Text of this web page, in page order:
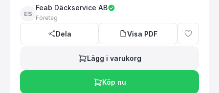
ES
Feab Däckservice AB
Företag
Dela Visa PDF
Lägg i varukorg
Köp nu